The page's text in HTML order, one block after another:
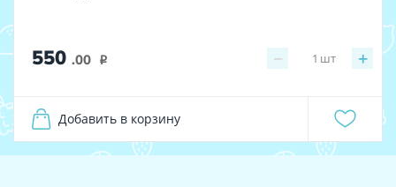
550 .00 i − +
1 шт
Добавить в корзину